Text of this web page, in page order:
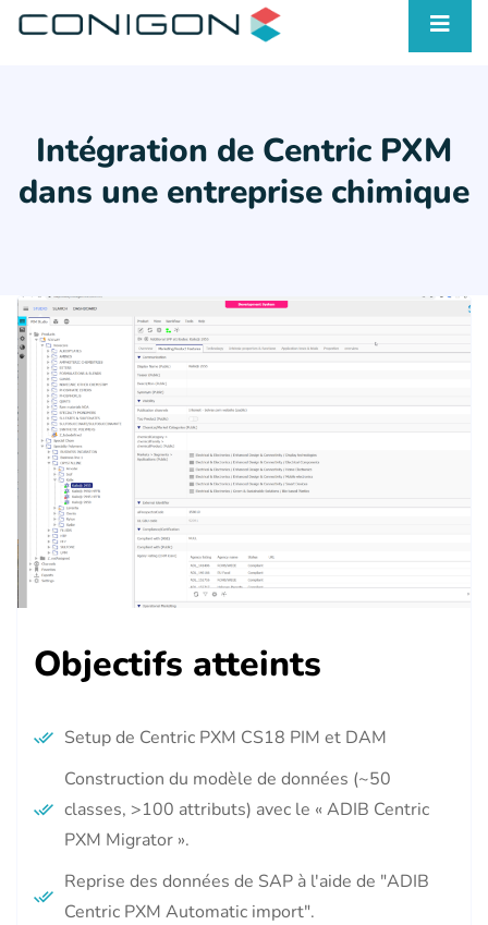
Intégration de Centric PXM
dans une entreprise chimique
Objectifs atteints
Setup de Centric PXM CS18 PIM et DAM
Construction du modèle de données (~50
classes, >100 attributs) avec le « ADIB Centric
PXM Migrator ».
Reprise des données de SAP à l'aide de "ADIB
Centric PXM Automatic import".